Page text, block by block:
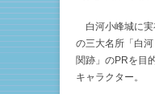
白河小峰城に実
の三大名所「白
関跡」のPRを目
キャラクター。